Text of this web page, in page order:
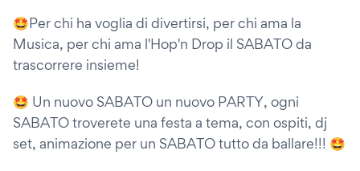
🤩Per chi ha voglia di divertirsi, per chi ama la
Musica, per chi ama l'Hop'n Drop il SABATO da
trascorrere insieme!
🤩 Un nuovo SABATO un nuovo PARTY, ogni
SABATO troverete una festa a tema, con ospiti, dj
set, animazione per un SABATO tutto da ballare!!! 🤩